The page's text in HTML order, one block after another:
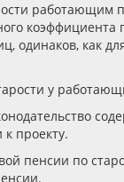
одинаков, как
у
проекту.
пенсии по